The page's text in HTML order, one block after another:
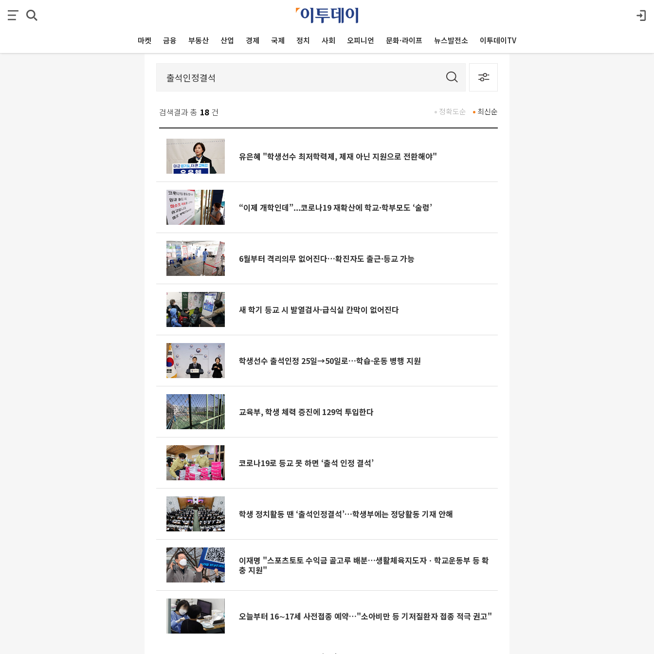
마켓 금융 부동산 산업 경제 국제 정치 사회 오피니언 문화·라이프 뉴스발전소 이투데이TV
검색결과 총 18 건 최신순
정확도순
유은혜 "학생선수 최저학력제, 제재 아닌 지원으로 전환해야"
“이제 개학인데”...코로나19 재확산에 학교·학부모도 ‘술렁’
6월부터 격리의무 없어진다…확진자도 출근·등교 가능
새 학기 등교 시 발열검사·급식실 칸막이 없어진다
학생선수 출석인정 25일→50일로…학습·운동 병행 지원
교육부, 학생 체력 증진에 129억 투입한다
코로나19로 등교 못 하면 ‘출석 인정 결석’
학생 정치활동 땐 ‘출석인정결석’…학생부에는 정당활동 기재 안해
이재명 "스포츠토토 수익금 골고루 배분…생활체육지도자ㆍ학교운동부 등 확
충 지원"
오늘부터 16∼17세 사전접종 예약…"소아비만 등 기저질환자 접종 적극 권고"